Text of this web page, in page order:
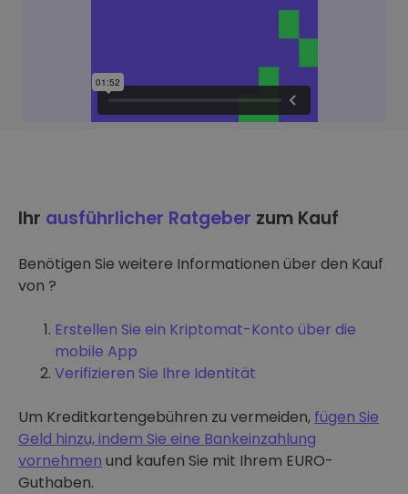
Ihr ausführlicher Ratgeber zum Kauf
Benötigen Sie weitere Informationen über den Kauf
von ?
Erstellen Sie ein Kriptomat-Konto über die
mobile App
Verifizieren Sie Ihre Identität
Um Kreditkartengebühren zu vermeiden, fügen Sie
Geld hinzu, indem Sie eine Bankeinzahlung
vornehmen und kaufen Sie mit Ihrem EURO-
Guthaben.